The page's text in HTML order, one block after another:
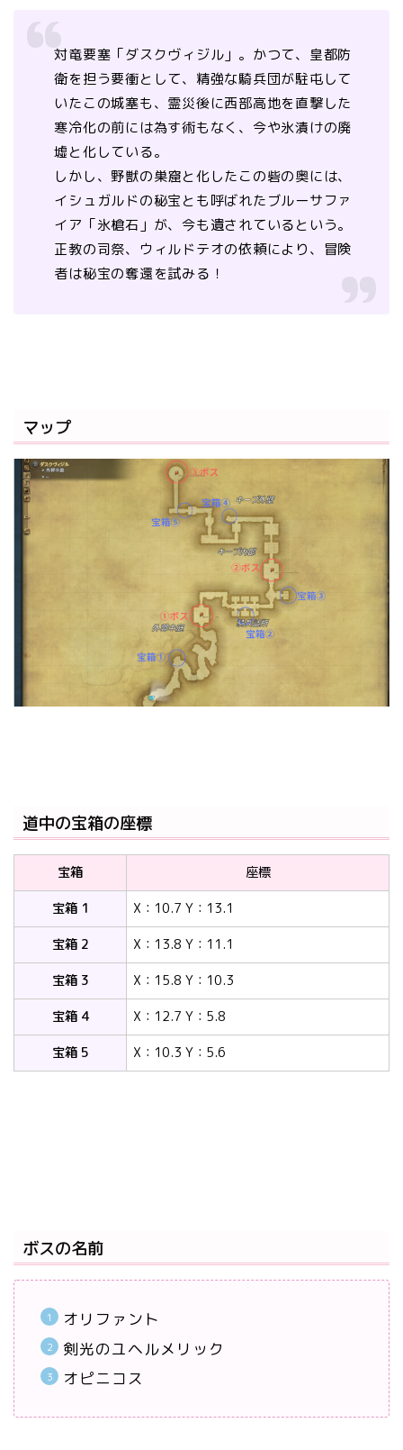
対竜要塞「ダスクヴィジル」。かつて、皇都防
衛を担う要衝として、精強な騎兵団が駐屯して
いたこの城塞も、霊災後に西部高地を直撃した
寒冷化の前には為す術もなく、今や氷漬けの廃
墟と化している。
しかし、野獣の巣窟と化したこの砦の奥には、
イシュガルドの秘宝とも呼ばれたブルーサファ
イア「氷槍石」が、今も遺されているという。
正教の司祭、ウィルドテオの依頼により、冒険
者は秘宝の奪還を試みる！
マップ
道中の宝箱の座標
宝箱
座標
宝箱 1
X：10.7 Y：13.1
宝箱 2
X：13.8 Y：11.1
宝箱 3
X：15.8 Y：10.3
宝箱 4
X：12.7 Y：5.8
宝箱 5
X：10.3 Y：5.6
ボスの名前
オリファント
剣光のユヘルメリック
オピニコス